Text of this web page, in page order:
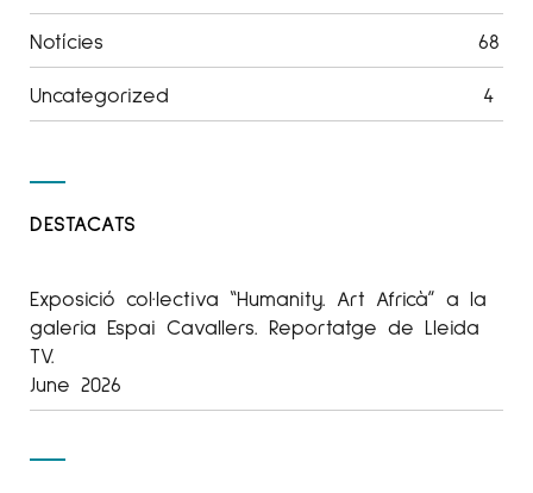
Notícies 68
Uncategorized 4
DESTACATS
Exposició col·lectiva “Humanity. Art Africà” a la
galeria Espai Cavallers. Reportatge de Lleida
TV.
June 2026